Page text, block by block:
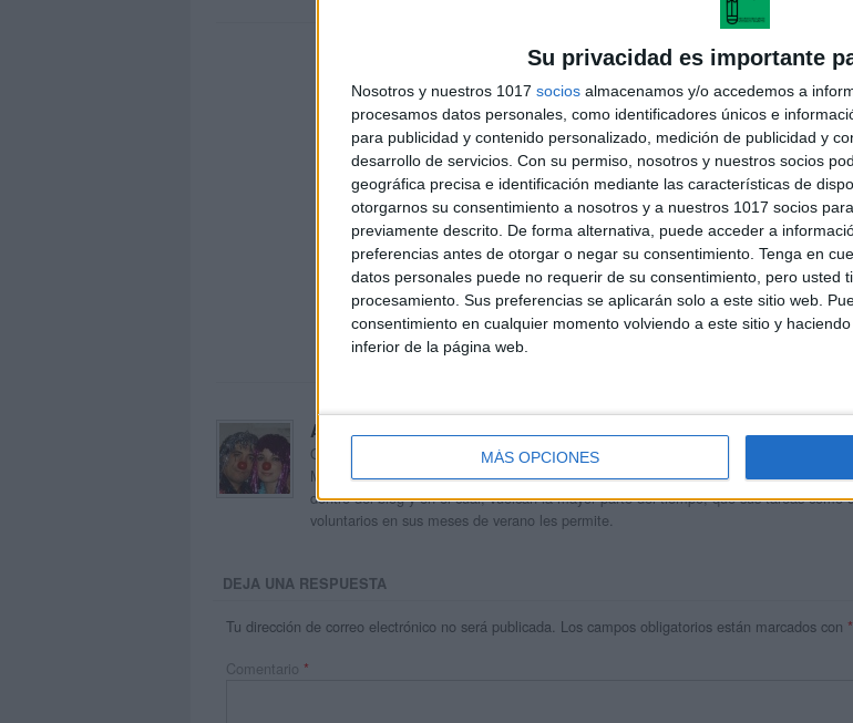
Su privacidad es importante
Nosotros y nuestros 1017 socios almacenamos y/o accedemos a
procesamos datos personales, como identificadores únicos e
para publicidad y contenido personalizado, medición de publicidad y
desarrollo de servicios. Con su permiso, nosotros y nuestros socios
geográfica precisa e identificación mediante las características de
otorgarnos su consentimiento a nosotros y a nuestros 1017 socios
previamente descrito. De forma alternativa, puede acceder a
preferencias antes de otorgar o negar su consentimiento. Tenga en
datos personales puede no requerir de su consentimiento, pero usted
procesamiento. Sus preferencias se aplicarán solo a este sitio web.
consentimiento en cualquier momento volviendo a este sitio y
inferior de la página web.
MÁS OPCIONES
Acerca de orientacionandujar
Orientación Andújar no es solo un blog, es la apuesta personal de dos profesores
Maribel, que además de ser pareja, son los encargados de los contenidos que
dentro del blog y en el cual, vuelcan la mayor parte del tiempo, que sus tareas como
voluntarios en sus meses de verano les permite.
DEJA UNA RESPUESTA
Tu dirección de correo electrónico no será publicada. Los campos obligatorios están marcados con *
Comentario *